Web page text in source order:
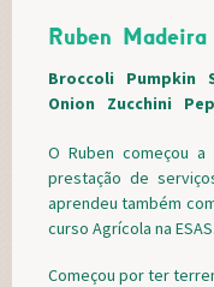
Ruben Madeira
Broccoli Pumpkin
Onion
Zucchini
O Ruben começou
prestação de
aprendeu também
curso Agrícola na ESAS.
Começou por ter